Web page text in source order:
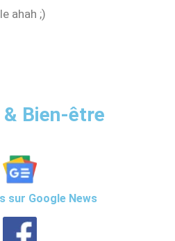
ahah ;)
& Bien-être
sur Google News